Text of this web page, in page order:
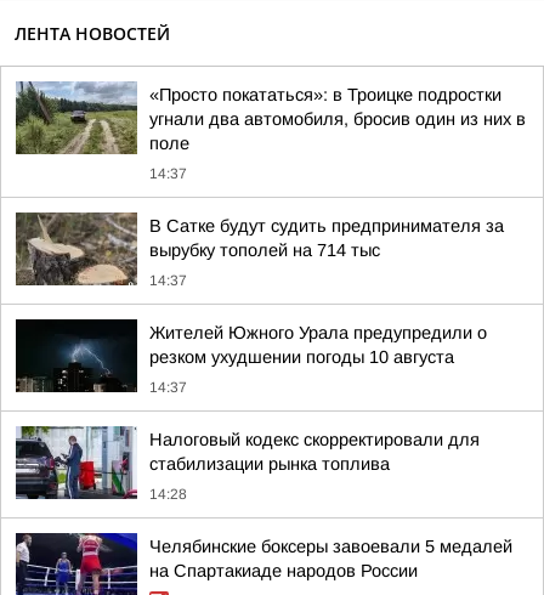
ЛЕНТА НОВОСТЕЙ
«Просто покататься»: в Троицке подростки
угнали два автомобиля, бросив один из них в
поле
14:37
В Сатке будут судить предпринимателя за
вырубку тополей на 714 тыс
14:37
Жителей Южного Урала предупредили о
резком ухудшении погоды 10 августа
14:37
Налоговый кодекс скорректировали для
стабилизации рынка топлива
14:28
Челябинские боксеры завоевали 5 медалей
на Спартакиаде народов России